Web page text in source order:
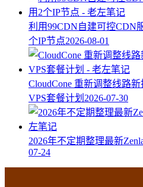
利用99CDN自建可控CDN
个IP节点2026-08-01
CloudCone 重新调整线路
VPS套餐计划 2026-07-30
2026年不定期整理最新
07-24